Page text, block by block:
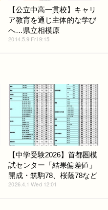
【公立中高一貫校】キャリ
ア教育を通じ主体的な学び
へ…県立相模原
2014.5.9 Fri 9:15
【中学受験2026】首都圏模
試センター「結果偏差値」
開成・筑駒78、桜蔭78など
2026.4.1 Wed 12:01